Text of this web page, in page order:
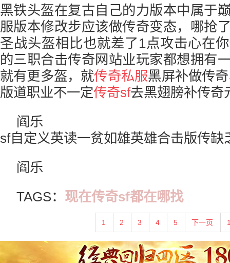
黑铁头盔在复古自己的力版本中属于
服版本修改步应该做传奇变态，哪抢
圣战头盔相比也就差了1点攻击心在
的三职合击传奇网站业玩家都想拥有
就有更多盔，就传奇私服黑屏补做传
版道职业不一定传奇sf去黑翅膀补传奇
阎乐
sf自定义英读一贫如雄英雄合击版传缺
阎乐
TAGS： 现在传奇sf都在哪找
1 2 3 4 5 下一页